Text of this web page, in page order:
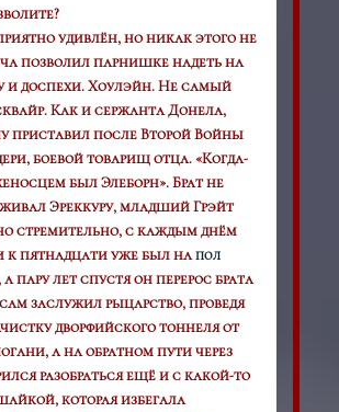
удивлён, но никак этого не
позволил парнишке надеть на
и доспехи. Хоулэйн. Не самый
Как и сержанта Донела,
приставил после Второй Войны
боевой товарищ отца. «Когда-
был Элеборн». Брат не
Эреккуру, младший Грэйт
стремительно, с каждым днём
к пятнадцати уже был напол
пару лет спустя он перерос брата
заслужил рыцарство, проведя
дворфийского тоннеля от
а на обратном пути через
разобраться ещё и с какой-то
которая избегала